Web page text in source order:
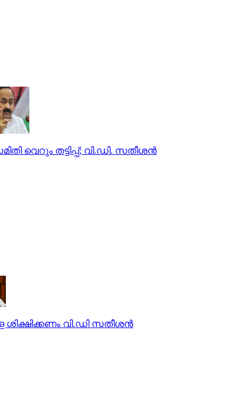
വെറും തട്ടിപ്പ്; വി.ഡി. സതീശൻ
ശിക്ഷിക്കണം വി.ഡി സതീശന്‍